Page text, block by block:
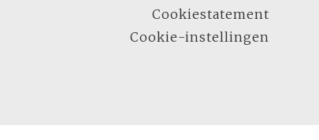
Cookiestatement
Cookie-instellingen